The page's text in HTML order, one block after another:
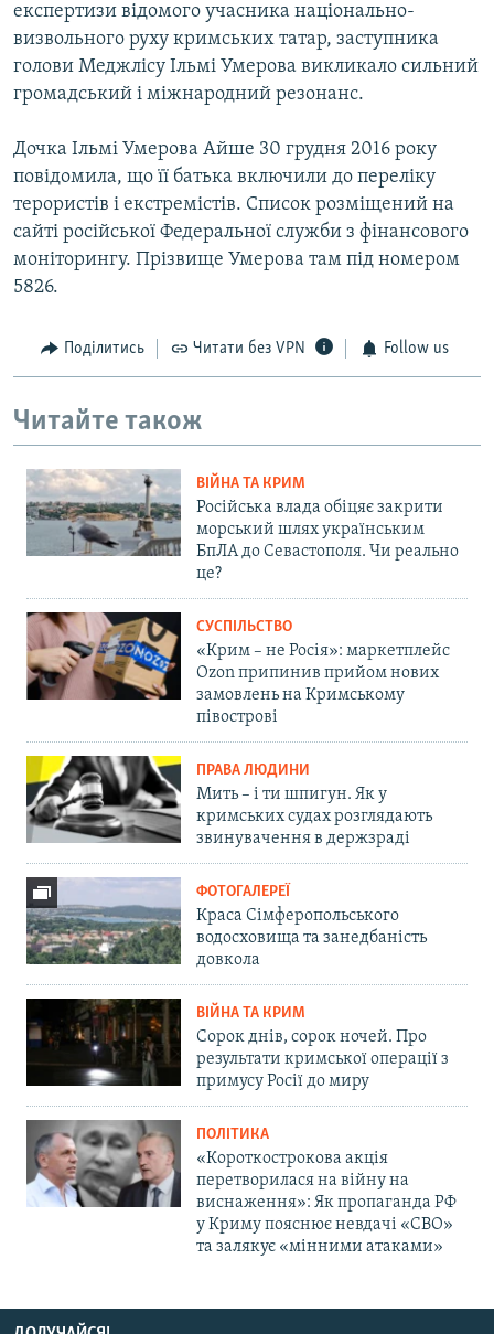
експертизи відомого учасника національно-
визвольного руху кримських татар, заступника
голови Меджлісу Ільмі Умерова викликало сильний
громадський і міжнародний резонанс.
Дочка Ільмі Умерова Айше 30 грудня 2016 року
повідомила, що її батька включили до переліку
терористів і екстремістів. Список розміщений на
сайті російської Федеральної служби з фінансового
моніторингу. Прізвище Умерова там під номером
5826.
Поділитись Читати без VPN Follow us
Читайте також
ВІЙНА ТА КРИМ
Російська влада обіцяє закрити
морський шлях українським
БпЛА до Севастополя. Чи реально
це?
СУСПІЛЬСТВО
«Крим – не Росія»: маркетплейс
Ozon припинив прийом нових
замовлень на Кримському
півострові
ПРАВА ЛЮДИНИ
Мить – і ти шпигун. Як у
кримських судах розглядають
звинувачення в держзраді
ФОТОГАЛЕРЕЇ
Краса Сімферопольського
водосховища та занедбаність
довкола
ВІЙНА ТА КРИМ
Сорок днів, сорок ночей. Про
результати кримської операції з
примусу Росії до миру
ПОЛІТИКА
«Короткострокова акція
перетворилася на війну на
виснаження»: Як пропаганда РФ
у Криму пояснює невдачі «СВО»
та залякує «мінними атаками»